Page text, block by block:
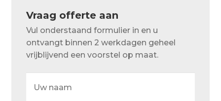
Over
Over ons
Actueel
Vraag offerte aan
Vul onderstaand formulier in en u
ontvangt binnen 2 werkdagen geheel
vrijblijvend een voorstel op maat.
naam